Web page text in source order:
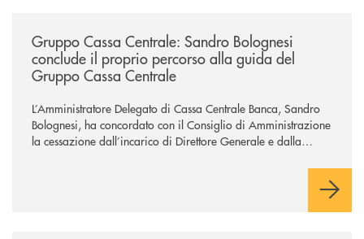
Gruppo Cassa Centrale: Sandro Bolognesi
conclude il proprio percorso alla guida del
Gruppo Cassa Centrale
L’Amministratore Delegato di Cassa Centrale Banca, Sandro
Bolognesi, ha concordato con il Consiglio di Amministrazione
la cessazione dall’incarico di Direttore Generale e dalla
Il Gruppo, sotto la guida dell’Amministratore Delegato, e con